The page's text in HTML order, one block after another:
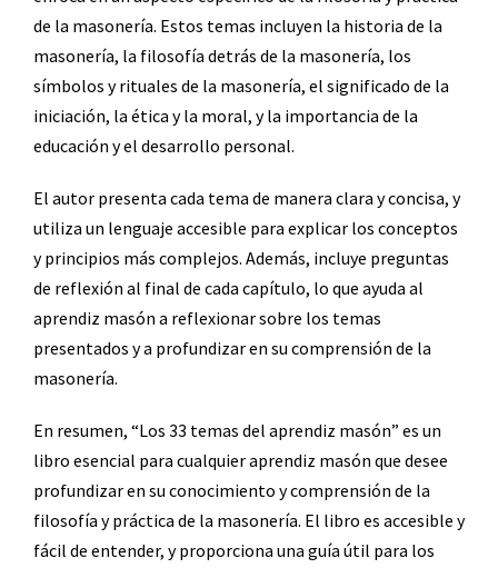
de la masonería. Estos temas incluyen la historia de la
masonería, la filosofía detrás de la masonería, los
símbolos y rituales de la masonería, el significado de la
iniciación, la ética y la moral, y la importancia de la
educación y el desarrollo personal.
El autor presenta cada tema de manera clara y concisa, y
utiliza un lenguaje accesible para explicar los conceptos
y principios más complejos. Además, incluye preguntas
de reflexión al final de cada capítulo, lo que ayuda al
aprendiz masón a reflexionar sobre los temas
presentados y a profundizar en su comprensión de la
masonería.
En resumen, “Los 33 temas del aprendiz masón” es un
libro esencial para cualquier aprendiz masón que desee
profundizar en su conocimiento y comprensión de la
filosofía y práctica de la masonería. El libro es accesible y
fácil de entender, y proporciona una guía útil para los